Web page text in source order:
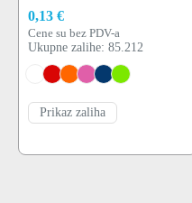
0,13 €
Cene su bez PDV-a
Ukupne zalihe: 85.212
Prikaz zaliha